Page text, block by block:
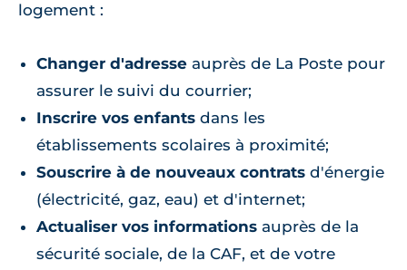
logement :
Changer d'adresse auprès de La Poste pour
assurer le suivi du courrier;
Inscrire vos enfants dans les
établissements scolaires à proximité;
Souscrire à de nouveaux contrats d'énergie
(électricité, gaz, eau) et d'internet;
Actualiser vos informations auprès de la
sécurité sociale, de la CAF, et de votre